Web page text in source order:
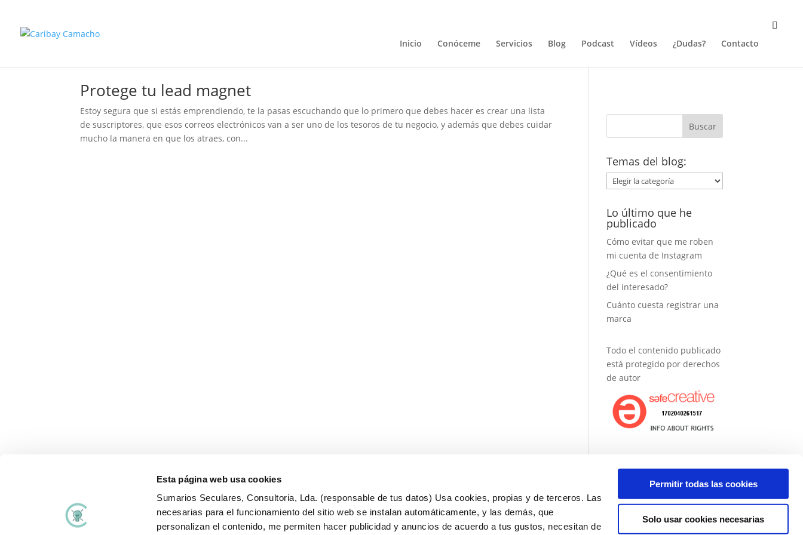
Esta página web usa cookies
Sumarios Seculares, Consultoria, Lda. (responsable de tus datos) Usa cookies, propias y de terceros. Las
necesarias para el funcionamiento del sitio web se instalan automáticamente, y las demás, que
personalizan el contenido, me permiten hacer publicidad y anuncios de acuerdo a tus gustos, necesitan de
Permitir todas las cookies
Solo usar cookies necesarias
Inicio Conóceme Servicios Blog Podcast Vídeos ¿Dudas? Contacto
Protege tu lead magnet
Estoy segura que si estás emprendiendo, te la pasas escuchando que lo primero que debes hacer es crear una lista
de suscriptores, que esos correos electrónicos van a ser uno de los tesoros de tu negocio, y además que debes cuidar
mucho la manera en que los atraes, con...
Temas del blog:
Temas
del
blog:
Lo último que he
publicado
Cómo evitar que me roben
mi cuenta de Instagram
¿Qué es el consentimiento
del interesado?
Cuánto cuesta registrar una
marca
Todo el contenido publicado
está protegido por derechos
de autor
Aviso Legal
Política de contrataciones, ventas